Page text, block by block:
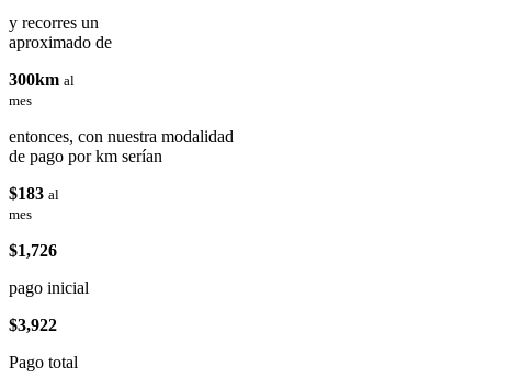
y recorres un
aproximado de
300km al
mes
entonces, con nuestra modalidad
de pago por km serían
$183 al
mes
$1,726
pago inicial
$3,922
Pago total